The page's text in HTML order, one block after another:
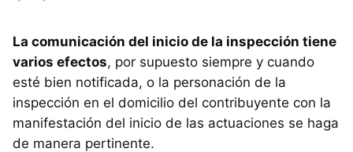
La comunicación del inicio de la inspección tiene
varios efectos, por supuesto siempre y cuando
esté bien notificada, o la personación de la
inspección en el domicilio del contribuyente con la
manifestación del inicio de las actuaciones se haga
de manera pertinente.